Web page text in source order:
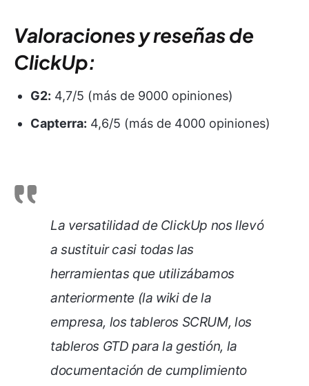
Valoraciones y reseñas de
ClickUp:
G2: 4,7/5 (más de 9000 opiniones)
Capterra: 4,6/5 (más de 4000 opiniones)
La versatilidad de ClickUp nos llevó
a sustituir casi todas las
herramientas que utilizábamos
anteriormente (la wiki de la
empresa, los tableros SCRUM, los
tableros GTD para la gestión, la
documentación de cumplimiento